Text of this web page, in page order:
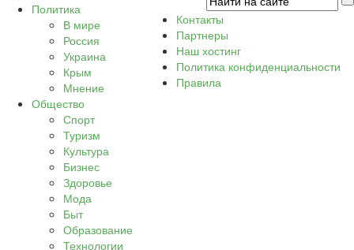
Политика
В мире
Россия
Украина
Крым
Мнение
Общество
Спорт
Туризм
Культура
Бизнес
Здоровье
Мода
Быт
Образование
Технологии
Контакты
Партнеры
Наш хостинг
Политика конфиденциальности
Правила